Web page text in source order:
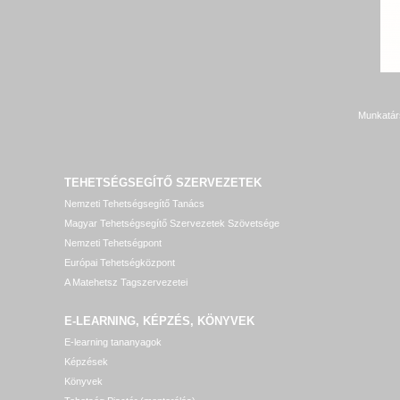
TEHETSÉGSEGÍTŐ SZERVEZETEK
Nemzeti Tehetségsegítő Tanács
Magyar Tehetségsegítő Szervezetek Szövetsége
Nemzeti Tehetségpont
Európai Tehetségközpont
A Matehetsz Tagszervezetei
E-LEARNING, KÉPZÉS, KÖNYVEK
E-learning tananyagok
Képzések
Könyvek